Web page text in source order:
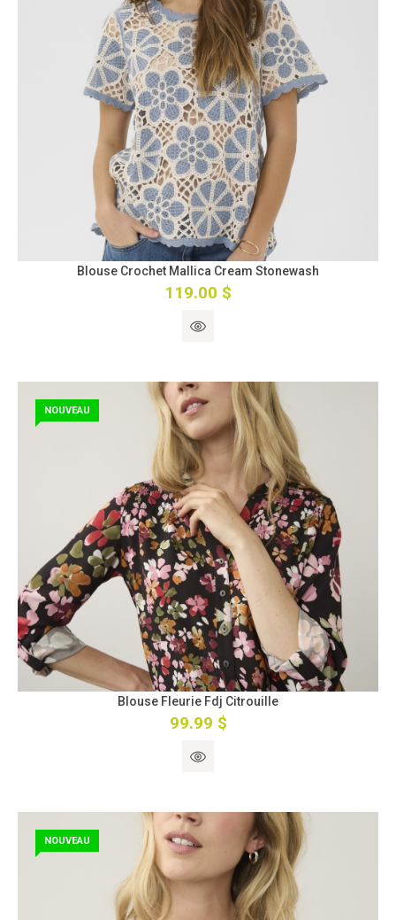
Blouse Crochet Mallica Cream Stonewash
119.00 $
NOUVEAU
Blouse Fleurie Fdj Citrouille
99.99 $
NOUVEAU